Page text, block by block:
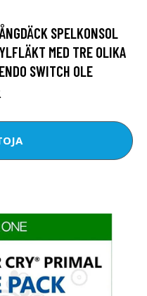
SPELKONSOL
MED TRE OLIKA
SWITCH OLE